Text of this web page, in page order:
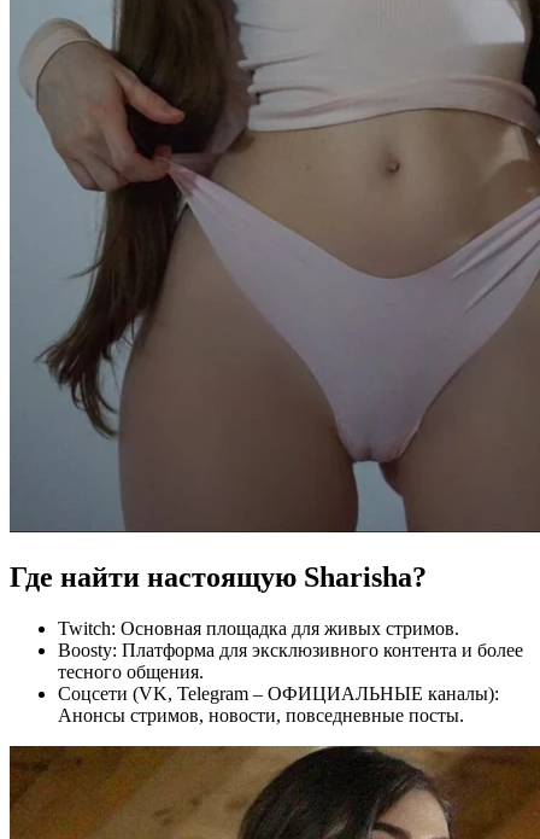
Где найти настоящую Sharisha?
Twitch: Основная площадка для живых стримов.
Boosty: Платформа для эксклюзивного контента и более
тесного общения.
Соцсети (VK, Telegram – ОФИЦИАЛЬНЫЕ каналы):
Анонсы стримов, новости, повседневные посты.